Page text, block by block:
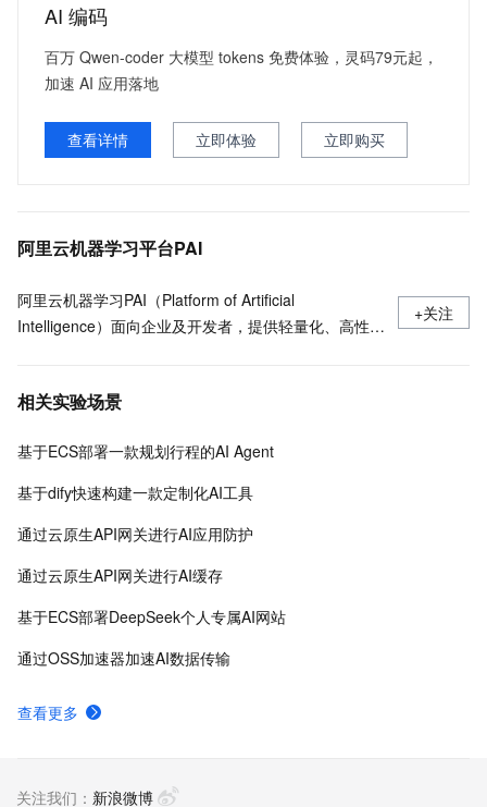
AI 编码
百万 Qwen-coder 大模型 tokens 免费体验，灵码79元起，
加速 AI 应用落地
查看详情 立即体验 立即购买
阿里云机器学习平台PAI
阿里云机器学习PAI（Platform of Artificial
Intelligence）面向企业及开发者，提供轻量化、高性价
DSW云原生交互式建模平台、PAI-DLC云原生AI基础平
征、万亿样本规模加速训练，百余落地场景，全面提升
工程效率。
+关注
相关实验场景
基于ECS部署一款规划行程的AI Agent
基于dify快速构建一款定制化AI工具
通过云原生API网关进行AI应用防护
通过云原生API网关进行AI缓存
基于ECS部署DeepSeek个人专属AI网站
通过OSS加速器加速AI数据传输
查看更多
关注我们： 新浪微博